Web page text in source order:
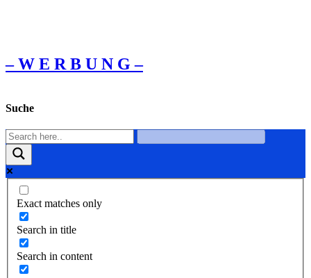
– W Ε R Β U Ν G –
Suche
Exact matches only
Search in title
Search in content